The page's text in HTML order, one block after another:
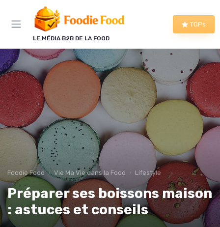
LE MÉDIA B2B DE LA FOOD
TOPs
Foodie Food Vie Ma Vie dans la Food Lifestyle
Préparer ses boissons maison
: astuces et conseils
Panneau de gestion des cookies